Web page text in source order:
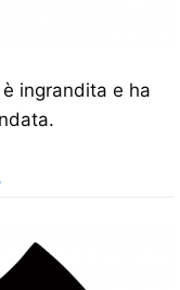
ingrandita e ha